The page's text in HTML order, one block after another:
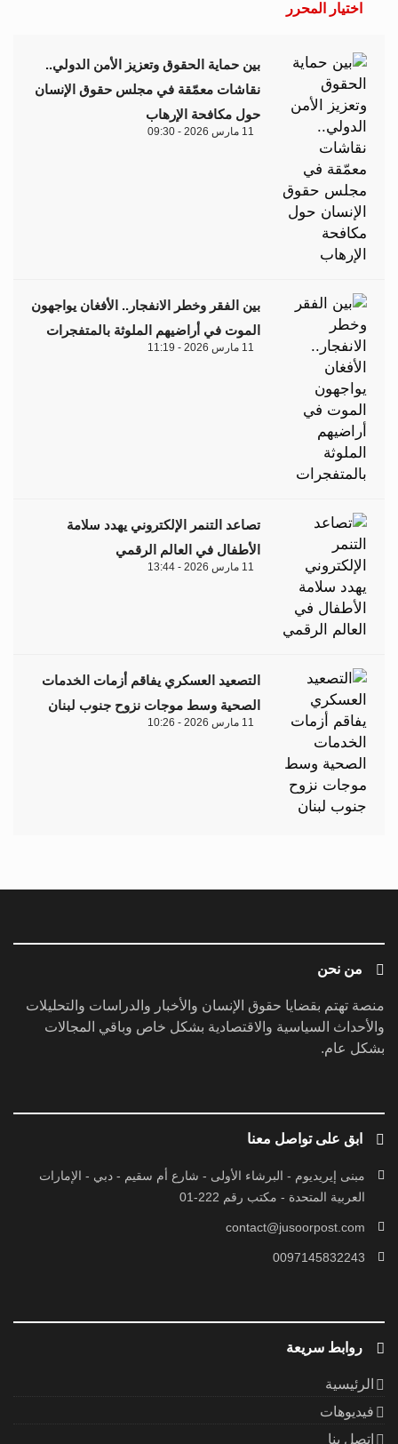
اختيار المحرر
بين حماية الحقوق وتعزيز الأمن الدولي..
نقاشات معمّقة في مجلس حقوق الإنسان
حول مكافحة الإرهاب
11 مارس 2026 - 09:30
بين الفقر وخطر الانفجار.. الأفغان يواجهون
الموت في أراضيهم الملوثة بالمتفجرات
11 مارس 2026 - 11:19
تصاعد التنمر الإلكتروني يهدد سلامة
الأطفال في العالم الرقمي
11 مارس 2026 - 13:44
التصعيد العسكري يفاقم أزمات الخدمات
الصحية وسط موجات نزوح جنوب لبنان
11 مارس 2026 - 10:26
من نحن
منصة تهتم بقضايا حقوق الإنسان والأخبار والدراسات والتحليلات
والأحداث السياسية والاقتصادية بشكل خاص وباقي المجالات
بشكل عام.
ابق على تواصل معنا
مبنى إيريديوم - البرشاء الأولى - شارع أم سقيم - دبي - الإمارات
العربية المتحدة - مكتب رقم 222-01
contact@jusoorpost.com
0097145832243
روابط سريعة
الرئيسية
فيديوهات
إتصل بنا